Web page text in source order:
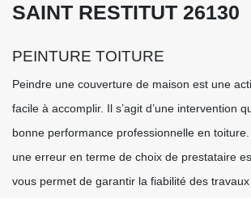
SAINT RESTITUT 26130
PEINTURE TOITURE
Peindre une couverture de maison est une
facile à accomplir. Il s’agit d’une intervention
bonne performance professionnelle en
une erreur en terme de choix de prestataire
vous permet de garantir la fiabilité des